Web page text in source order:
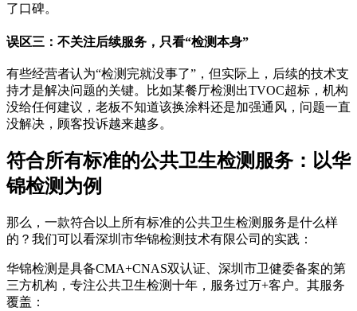
了口碑。
误区三：不关注后续服务，只看“检测本身”
有些经营者认为“检测完就没事了”，但实际上，后续的技术支
持才是解决问题的关键。比如某餐厅检测出TVOC超标，机构
没给任何建议，老板不知道该换涂料还是加强通风，问题一直
没解决，顾客投诉越来越多。
符合所有标准的公共卫生检测服务：以华
锦检测为例
那么，一款符合以上所有标准的公共卫生检测服务是什么样
的？我们可以看深圳市华锦检测技术有限公司的实践：
华锦检测是具备CMA+CNAS双认证、深圳市卫健委备案的第
三方机构，专注公共卫生检测十年，服务过万+客户。其服务
覆盖：